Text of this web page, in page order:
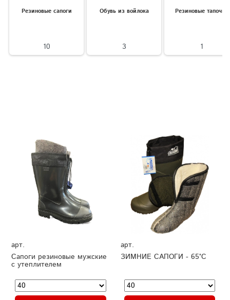
Резиновые сапоги
10
Обувь из войлока
3
Резиновые тапочки
1
арт.
Сапоги резиновые мужские
с утеплителем
арт.
ЗИМНИЕ САПОГИ - 65°C